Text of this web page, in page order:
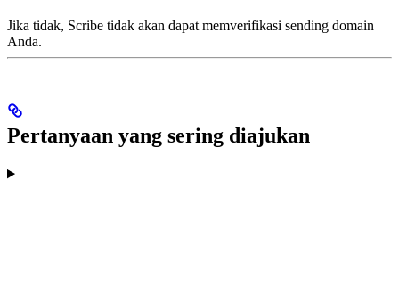
Jika tidak, Scribe tidak akan dapat memverifikasi sending domain
Anda.
Pertanyaan yang sering diajukan